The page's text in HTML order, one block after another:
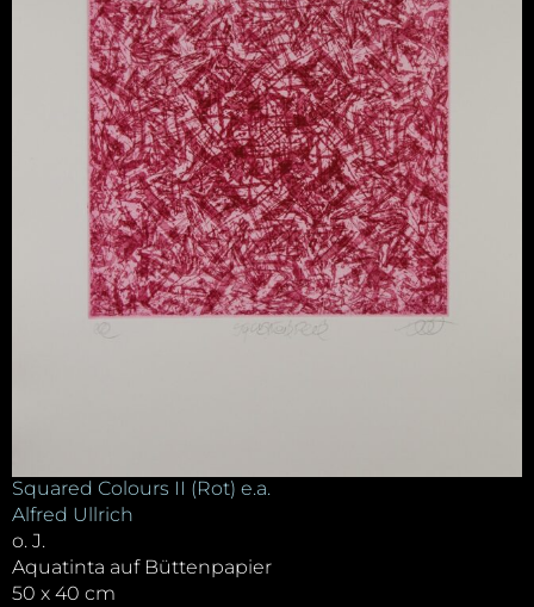
Squared Colours II (Rot) e.a.
Alfred Ullrich
o. J.
Aquatinta auf Büttenpapier
50 x 40 cm